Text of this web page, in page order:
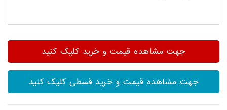
جهت مشاهده قیمت و خرید کلیک کنید
جهت مشاهده قیمت و خرید قسطی کلیک کنید